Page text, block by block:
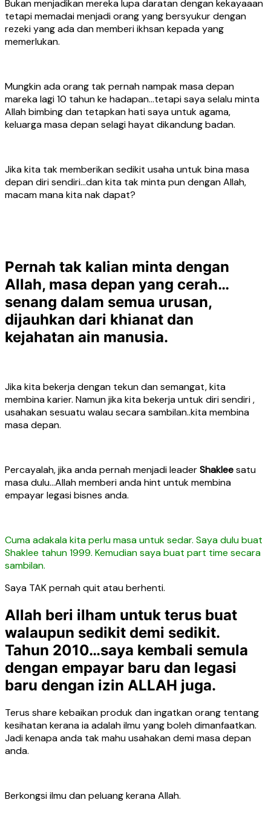
Bukan menjadikan mereka lupa daratan dengan kekayaaan
tetapi memadai menjadi orang yang bersyukur dengan
rezeki yang ada dan memberi ikhsan kepada yang
memerlukan.
Mungkin ada orang tak pernah nampak masa depan
mareka lagi 10 tahun ke hadapan…tetapi saya selalu minta
Allah bimbing dan tetapkan hati saya untuk agama,
keluarga masa depan selagi hayat dikandung badan.
Jika kita tak memberikan sedikit usaha untuk bina masa
depan diri sendiri…dan kita tak minta pun dengan Allah,
macam mana kita nak dapat?
Pernah tak kalian minta dengan
Allah, masa depan yang cerah…
senang dalam semua urusan,
dijauhkan dari khianat dan
kejahatan ain manusia.
Jika kita bekerja dengan tekun dan semangat, kita
membina karier. Namun jika kita bekerja untuk diri sendiri ,
usahakan sesuatu walau secara sambilan..kita membina
masa depan.
Percayalah, jika anda pernah menjadi leaderShakleesatu
masa dulu…Allah memberi anda hint untuk membina
empayar legasi bisnes anda.
Cuma adakala kita perlu masa untuk sedar. Saya dulu buat
Shaklee tahun 1999. Kemudian saya buat part time secara
sambilan.
Saya TAK pernah quit atau berhenti.
Allah beri ilham untuk terus buat
walaupun sedikit demi sedikit.
Tahun 2010…saya kembali semula
dengan empayar baru dan legasi
baru dengan izin ALLAH juga.
Terus share kebaikan produk dan ingatkan orang tentang
kesihatan kerana ia adalah ilmu yang boleh dimanfaatkan.
Jadi kenapa anda tak mahu usahakan demi masa depan
anda.
Berkongsi ilmu dan peluang kerana Allah.